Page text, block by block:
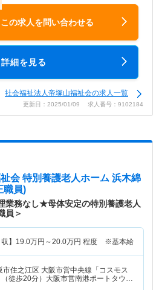
この求人を問い合わせる
詳細を見る
社会福祉法人帝塚山福祉会の求人一覧
更新日：2025/01/09 求人番号：9102184
会 特別養護老人ホーム 浜木綿
職員)
業務なし★母体安定の特別養護老人
員＞
】 19.0万円～20.0万円 程度 ※基本給
市住之江区 大阪市営中央線「コスモス
徒歩20分）大阪市営南港ポートタウン